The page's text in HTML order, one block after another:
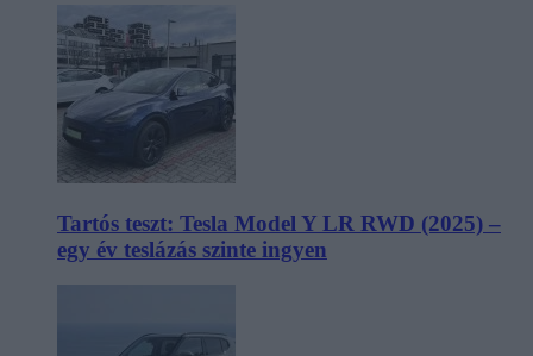
Tartós teszt: Tesla Model Y LR RWD (2025) –
egy év teslázás szinte ingyen